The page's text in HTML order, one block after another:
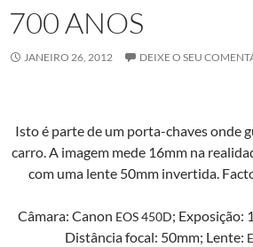
700 ANOS
JANEIRO 26, 2012 DEIXE O SEU
Isto é parte de um por­ta-chaves onde
car­ro. A imagem mede 16mm na
com uma lente 50mm inver­ti­da.
Câmara: Canon EOS 450D; Exposição:
Dis­tân­cia focal: 50mm; Lente: